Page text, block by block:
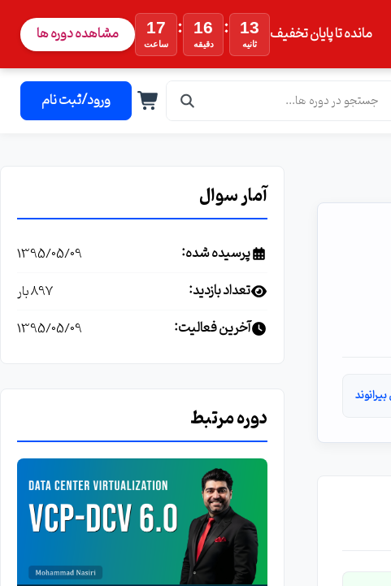
مانده تا پایان تخفیف 17
ساعت
: 16
دقیقه
: 12
ثانیه مشاهده دوره ها
ورود/ثبت نام
آمار سوال
پرسیده شده: 1395/05/09
تعداد بازدید: 897 بار
آخرین فعالیت: 1395/05/09
دوره مرتبط